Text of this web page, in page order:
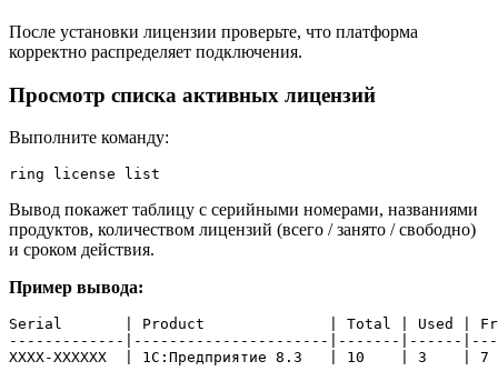
После установки лицензии проверьте, что платформа
корректно распределяет подключения.
Просмотр списка активных лицензий
Выполните команду:
ring license list
Вывод покажет таблицу с серийными номерами, названиями
продуктов, количеством лицензий (всего / занято / свободно)
и сроком действия.
Пример вывода:
Serial       | Product              | Total | Used |
-------------|----------------------|-------|------